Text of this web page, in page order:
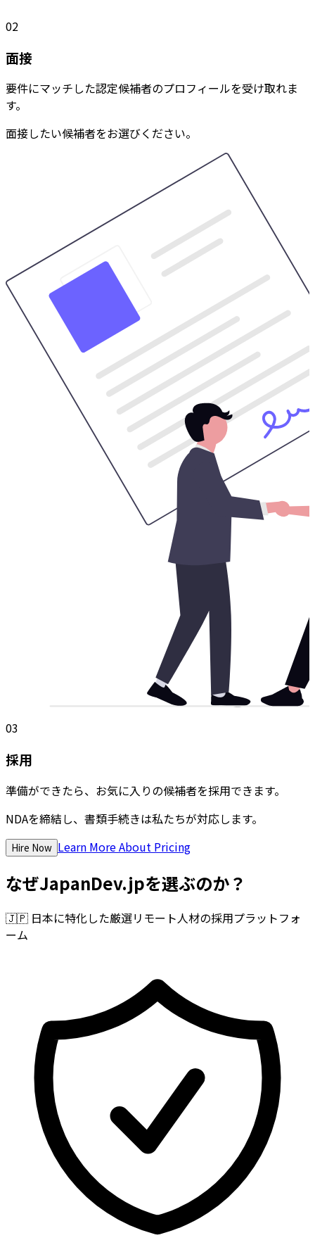
02
面接
要件にマッチした認定候補者のプロフィールを受け取れま
す。
面接したい候補者をお選びください。
03
採用
準備ができたら、お気に入りの候補者を採用できます。
NDAを締結し、書類手続きは私たちが対応します。
Hire Now Learn More About Pricing
なぜJapanDev.jpを選ぶのか？
🇯🇵 日本に特化した厳選リモート人材の採用プラットフォ
ーム